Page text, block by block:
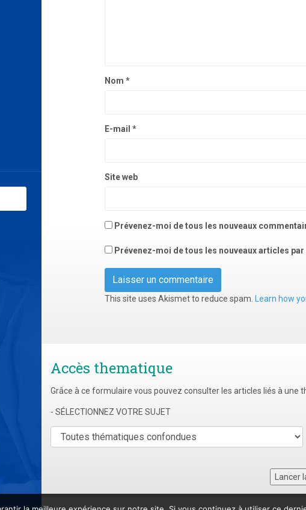
Nom *
E-mail *
Site web
Prévenez-moi de tous les nouveaux
Prévenez-moi de tous les nouveaux articles
This site uses Akismet to reduce spam. Learn how
Accès thematique
Grâce à ce formulaire vous pouvez consulter les articles liés à une
- SÉLECTIONNEZ VOTRE SUJET